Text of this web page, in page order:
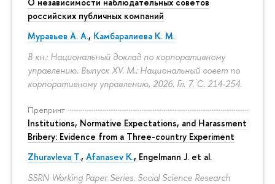
российских публичных компаний
Муравьев А. А., Камбаралиева К. М.
В кн.: Национальный доклад по корпоративному
управлению. Выпуск XV. М.: Национальный совет по
корпоративному управлению, 2026. Гл. 7. С. 214-254.
Препринт
Institutions, Normative Expectations, and Harassment
Bribery: Evidence from a Three-country Experiment
Zhuravleva T., Afanasev K., Engelmann J. et al.
SSRN Working Paper Series. Social Science Research